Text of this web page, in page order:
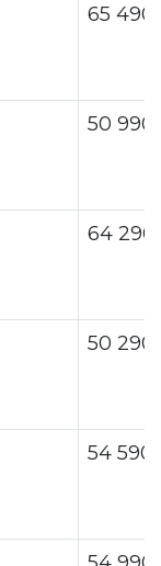
65 490
50 990
64 290
50 290
54 590